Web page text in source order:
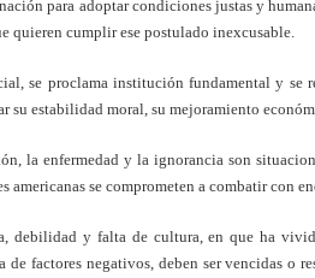
para adoptar condiciones justas y
quieren cumplir ese postulado inexcusable.
se proclama institución fundamental y se
su estabilidad moral, su mejoramiento
la enfermedad y la ignorancia son
americanas se comprometen a combatir con
debilidad y falta de cultura, en que ha
de factores negativos, deben ser vencidas o